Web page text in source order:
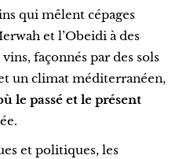
qui mêlent cépages
et l’Obeidi à des
façonnés par des sols
un climat méditerranéen,
le passé et le présent
et politiques, les